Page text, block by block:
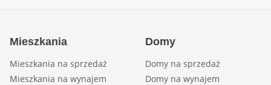
Mieszkania
Mieszkania na sprzedaż
Mieszkania na wynajem
Domy
Domy na sprzedaż
Domy na wynajem